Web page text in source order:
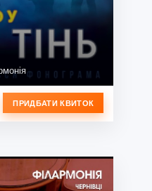
ПРИДБАТИ КВИТОК